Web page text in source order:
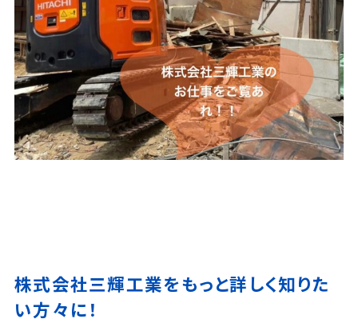
株式会社三輝工業をもっと詳しく知りた
い方々に！